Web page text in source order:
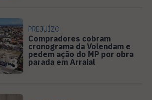
3
PREJUÍZO
Compradores cobram
cronograma da Volendam e
pedem ação do MP por obra
parada em Arraial